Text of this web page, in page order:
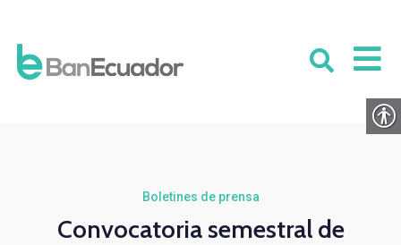
Boletines de prensa
Convocatoria semestral de